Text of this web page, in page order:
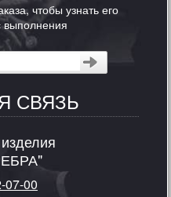
чтобы узнать его
выполнения
СВЯЗЬ
07-00